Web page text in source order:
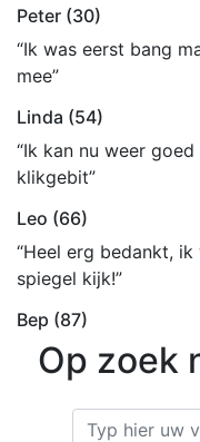
Peter (30)
“Ik was eerst bang
mee”
Linda (54)
“Ik kan nu weer
klikgebit”
Leo (66)
“Heel erg bedankt,
spiegel kijk!”
Bep (87)
Op zoek